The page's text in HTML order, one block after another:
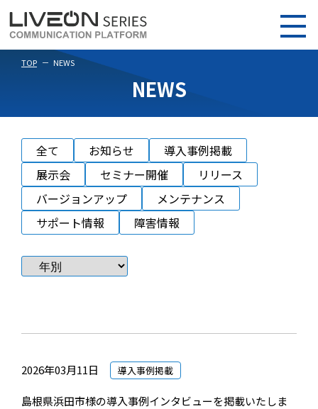
TOP NEWS
NEWS
全て お知らせ
導入事例掲載
展示会
セミナー開催
リリース
バージョンアップ
メンテナンス
サポート情報
障害情報
2026年03月11日 導入事例掲載
島根県浜田市様の導入事例インタビューを掲載いたしま